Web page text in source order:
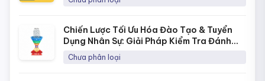
Chiến Lược Tối Ưu Hóa Đào Tạo & Tuyển
Dụng Nhân Sự: Giải Pháp Kiểm Tra Đánh
Giá Năng Lực Thời 4.0
Chưa phân loại